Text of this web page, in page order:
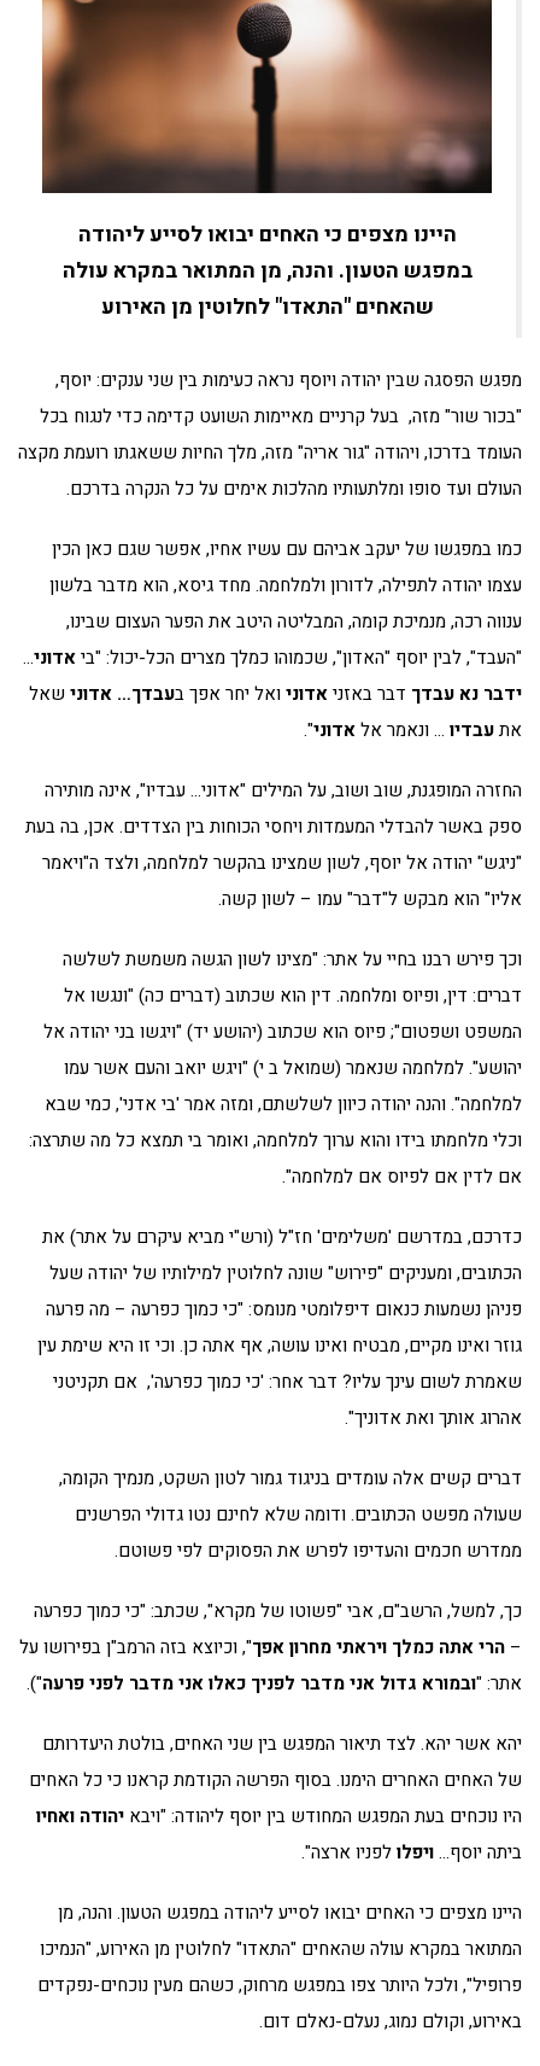
היינו מצפים כי האחים יבואו לסייע ליהודה
במפגש הטעון. והנה, מן המתואר במקרא עולה
שהאחים "התאדו" לחלוטין מן האירוע
מפגש הפסגה שבין יהודה ויוסף נראה כעימות בין שני ענקים: יוסף,
"בכור שור" מזה, בעל קרניים מאיימות השועט קדימה כדי לנגוח בכל
העומד בדרכו, ויהודה "גור אריה" מזה, מלך החיות ששאגתו רועמת מקצה
העולם ועד סופו ומלתעותיו מהלכות אימים על כל הנקרה בדרכם.
כמו במפגשו של יעקב אביהם עם עשיו אחיו, אפשר שגם כאן הכין
עצמו יהודה לתפילה, לדורון ולמלחמה. מחד גיסא, הוא מדבר בלשון
ענווה רכה, מנמיכת קומה, המבליטה היטב את הפער העצום שבינו,
"העבד", לבין יוסף "האדון", שכמוהו כמלך מצרים הכל-יכול: "ביאדוני…
ידבר נא עבדך דבר באזניאדוניואל יחר אפך בעבדך… אדוני שאל
אתעבדיו … ונאמר אלאדוני".
החזרה המופגנת, שוב ושוב, על המילים "אדוני… עבדיו", אינה מותירה
ספק באשר להבדלי המעמדות ויחסי הכוחות בין הצדדים. אכן, בה בעת
"ניגש" יהודה אל יוסף, לשון שמצינו בהקשר למלחמה, ולצד ה"ויאמר
אליו" הוא מבקש ל"דבר" עמו – לשון קשה.
וכך פירש רבנו בחיי על אתר: "מצינו לשון הגשה משמשת לשלשה
דברים: דין, ופיוס ומלחמה. דין הוא שכתוב (דברים כה) "ונגשו אל
המשפט ושפטום"; פיוס הוא שכתוב (יהושע יד) "ויגשו בני יהודה אל
יהושע". למלחמה שנאמר (שמואל ב י) "ויגש יואב והעם אשר עמו
למלחמה". והנה יהודה כיוון לשלשתם, ומזה אמר 'בי אדני', כמי שבא
וכלי מלחמתו בידו והוא ערוך למלחמה, ואומר בי תמצא כל מה שתרצה:
אם לדין אם לפיוס אם למלחמה".
כדרכם, במדרשם 'משלימים' חז"ל (ורש"י מביא עיקרם על אתר) את
הכתובים, ומעניקים "פירוש" שונה לחלוטין למילותיו של יהודה שעל
פניהן נשמעות כנאום דיפלומטי מנומס: "כי כמוך כפרעה – מה פרעה
גוזר ואינו מקיים, מבטיח ואינו עושה, אף אתה כן. וכי זו היא שימת עין
שאמרת לשום עינך עליו? דבר אחר: 'כי כמוך כפרעה', אם תקניטני
אהרוג אותך ואת אדוניך".
דברים קשים אלה עומדים בניגוד גמור לטון השקט, מנמיך הקומה,
שעולה מפשט הכתובים. ודומה שלא לחינם נטו גדולי הפרשנים
ממדרש חכמים והעדיפו לפרש את הפסוקים לפי פשוטם.
כך, למשל, הרשב"ם, אבי "פשוטו של מקרא", שכתב: "כי כמוך כפרעה
– הרי אתה כמלך ויראתי מחרון אפך", וכיוצא בזה הרמב"ן בפירושו על
אתר: "ובמורא גדול אני מדבר לפניך כאלו אני מדבר לפני פרעה").
יהא אשר יהא. לצד תיאור המפגש בין שני האחים, בולטת היעדרותם
של האחים האחרים הימנו. בסוף הפרשה הקודמת קראנו כי כל האחים
היו נוכחים בעת המפגש המחודש בין יוסף ליהודה: "ויבא יהודה ואחיו
ביתה יוסף…ויפלולפניו ארצה".
היינו מצפים כי האחים יבואו לסייע ליהודה במפגש הטעון. והנה, מן
המתואר במקרא עולה שהאחים "התאדו" לחלוטין מן האירוע, "הנמיכו
פרופיל", ולכל היותר צפו במפגש מרחוק, כשהם מעין נוכחים-נפקדים
באירוע, וקולם נמוג, נעלם-נאלם דום.